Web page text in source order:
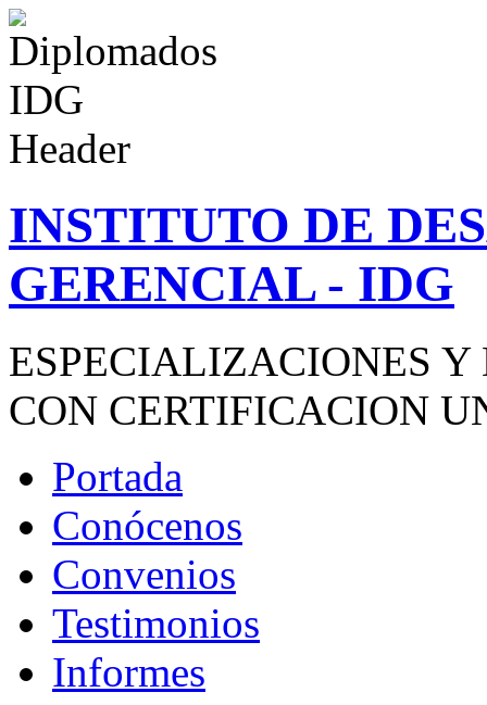
INSTITUTO DE
GERENCIAL - IDG
ESPECIALIZACIONES
CON CERTIFICACION
Portada
Conócenos
Convenios
Testimonios
Informes